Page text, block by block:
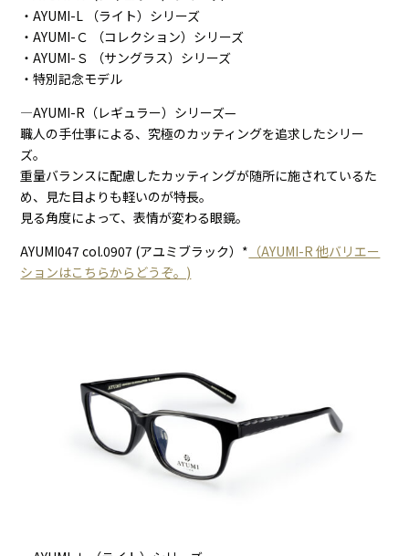
・AYUMI-L （ライト）シリーズ
・AYUMI-Ｃ （コレクション）シリーズ
・AYUMI-Ｓ （サングラス）シリーズ
・特別記念モデル
―AYUMI-R（レギュラー）シリーズ—
職人の手仕事による、究極のカッティングを追求したシリー
ズ。
重量バランスに配慮したカッティングが随所に施されているた
め、見た目よりも軽いのが特長。
見る角度によって、表情が変わる眼鏡。
AYUMI047 col.0907 (アユミブラック）* （AYUMI-R 他バリエー
ションはこちらからどうぞ。)